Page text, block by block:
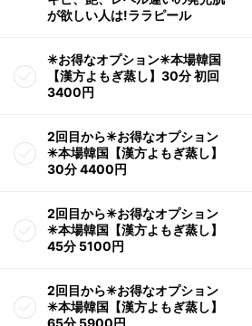
が欲しい人は!ララピール
✳︎お得なオプション✳︎本場韓国
【漢方よもぎ蒸し】30分 初回
3400円
2回目から✳︎お得なオプション
✳︎本場韓国【漢方よもぎ蒸し】
30分 4400円
2回目から✳︎お得なオプション
✳︎本場韓国【漢方よもぎ蒸し】
45分 5100円
2回目から✳︎お得なオプション
✳︎本場韓国【漢方よもぎ蒸し】
65分 5900円